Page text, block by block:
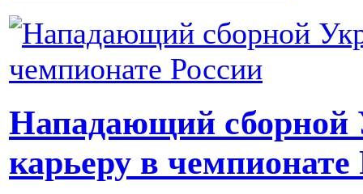
Нападающий
карьеру в чемпионате